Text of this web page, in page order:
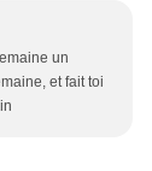
un
et fait toi